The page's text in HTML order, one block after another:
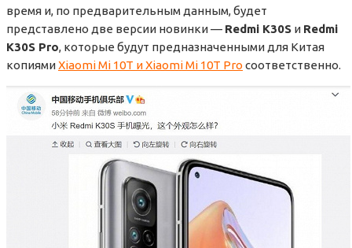
время и, по предварительным данным, будет
представлено две версии новинки — Redmi K30S и Redmi
K30S Pro, которые будут предназначенными для Китая
копиямиXiaomi Mi 10T и Xiaomi Mi 10T Pro соответственно.